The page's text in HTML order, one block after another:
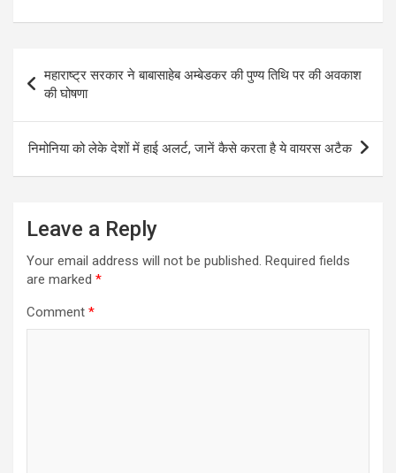
navigation
महाराष्ट्र सरकार ने बाबासाहेब अम्बेडकर की पुण्य तिथि पर की अवकाश
की घोषणा
निमोनिया को लेके देशों में हाई अलर्ट, जानें कैसे करता है ये वायरस अटैक
Leave a Reply
Your email address will not be published. Required fields
are marked *
Comment *